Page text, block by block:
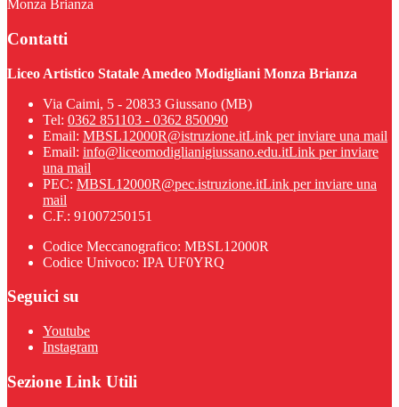
Monza Brianza
Contatti
Liceo Artistico Statale Amedeo Modigliani Monza Brianza
Via Caimi, 5 - 20833 Giussano (MB)
Tel: 0362 851103 - 0362 850090
Email: MBSL12000R@istruzione.itLink per inviare una mail
Email: info@liceomodiglianigiussano.edu.itLink per inviare
una mail
PEC: MBSL12000R@pec.istruzione.itLink per inviare una
mail
C.F.: 91007250151
Codice Meccanografico: MBSL12000R
Codice Univoco: IPA UF0YRQ
Seguici su
Youtube
Instagram
Sezione Link Utili